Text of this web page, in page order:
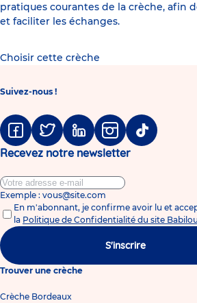
pratiques courantes de la crèche, afin
et faciliter les échanges.
Choisir cette crèche
Suivez-nous !
FacebookTwitter LinkedinInstagramTiktok
Recevez notre newsletter
Exemple : vous@site.com
En m'abonnant, je confirme avoir lu et
la Politique de Confidentialité du site Babilou
S'inscrire
Trouver une crèche
Crèche Bordeaux